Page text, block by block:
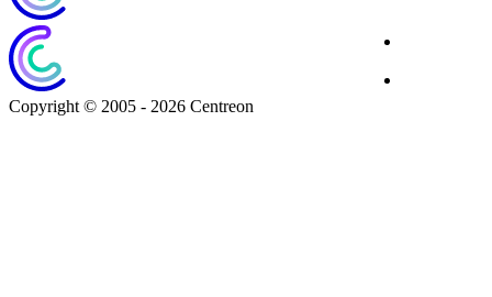
Copyright © 2005 - 2026 Centreon